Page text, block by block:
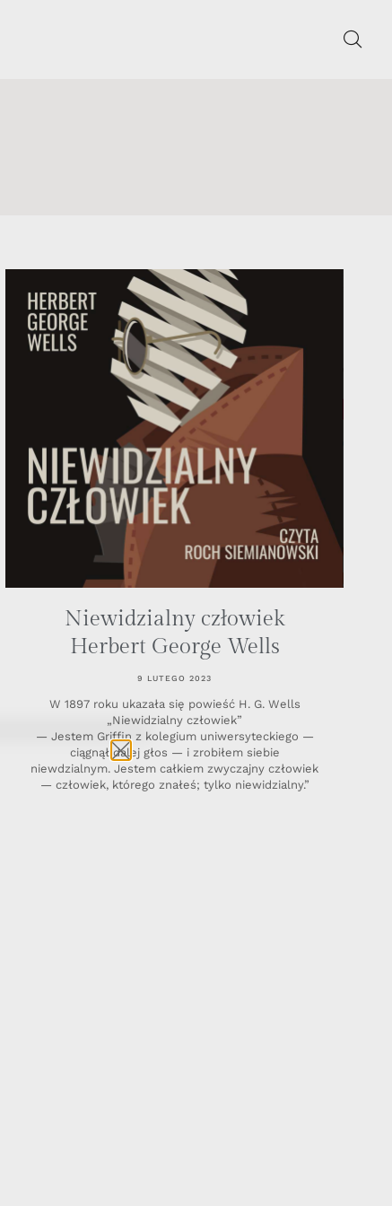
Niewidzialny człowiek
Herbert George Wells
9 LUTEGO 2023
W 1897 roku ukazała się powieść H. G. Wells
„Niewidzialny człowiek”
— Jestem Griffin z kolegium uniwersyteckiego —
ciągnął dalej głos — i zrobiłem siebie
niewdzialnym. Jestem całkiem zwyczajny człowiek
— człowiek, którego znałeś; tylko niewidzialny.”